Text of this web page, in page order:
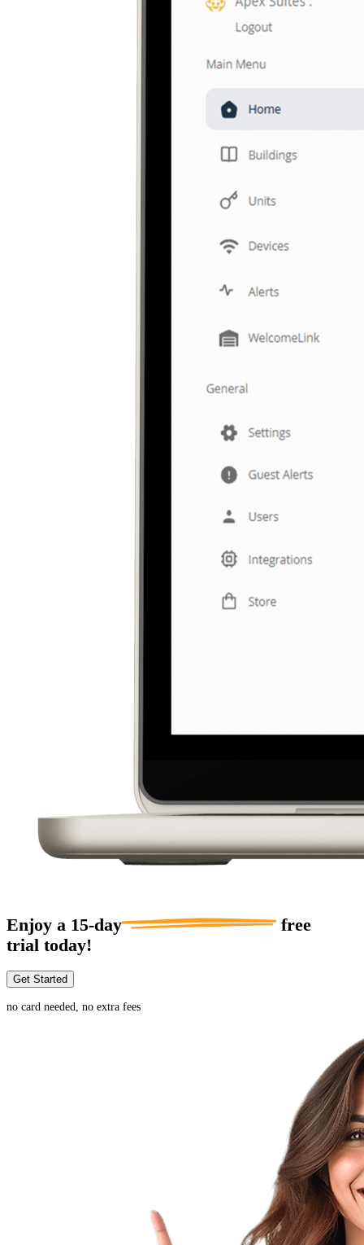
Enjoy a 15-day
free
trial today!
Get Started
no card needed, no extra fees